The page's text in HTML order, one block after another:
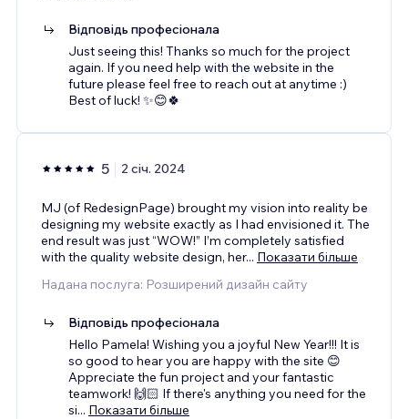
Відповідь професіонала
Just seeing this! Thanks so much for the project
again. If you need help with the website in the
future please feel free to reach out at anytime :)
Best of luck! ✨😊🍀
5 2 січ. 2024
MJ (of RedesignPage) brought my vision into reality be
designing my website exactly as I had envisioned it. The
end result was just “WOW!” I’m completely satisfied
with the quality website design, her... Показати більше
Надана послуга: Розширений дизайн сайту
Відповідь професіонала
Hello Pamela! Wishing you a joyful New Year!!! It is
so good to hear you are happy with the site 😊
Appreciate the fun project and your fantastic
teamwork! 🙌🏻 If there's anything you need for the
si... Показати більше